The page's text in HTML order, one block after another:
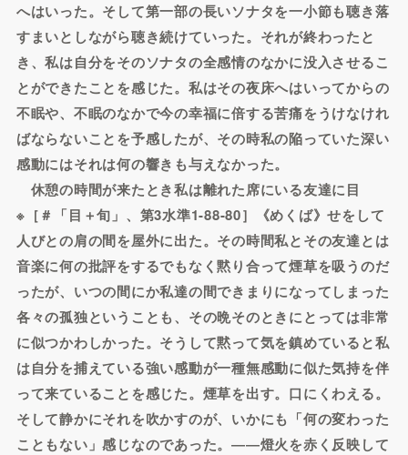
へはいった。そして第一部の長いソナタを一小節も聴き落
すまいとしながら聴き続けていった。それが終わったと
き、私は自分をそのソナタの全感情のなかに没入させるこ
とができたことを感じた。私はその夜床へはいってからの
不眠や、不眠のなかで今の幸福に倍する苦痛をうけなけれ
ばならないことを予感したが、その時私の陥っていた深い
感動にはそれは何の響きも与えなかった。
休憩の時間が来たとき私は離れた席にいる友達に目
※［＃「目＋旬」、第3水準1-88-80］《めくば》せをして
人びとの肩の間を屋外に出た。その時間私とその友達とは
音楽に何の批評をするでもなく黙り合って煙草を吸うのだ
ったが、いつの間にか私達の間できまりになってしまった
各々の孤独ということも、その晩そのときにとっては非常
に似つかわしかった。そうして黙って気を鎮めていると私
は自分を捕えている強い感動が一種無感動に似た気持を伴
って来ていることを感じた。煙草を出す。口にくわえる。
そして静かにそれを吹かすのが、いかにも「何の変わった
こともない」感じなのであった。――燈火を赤く反映して